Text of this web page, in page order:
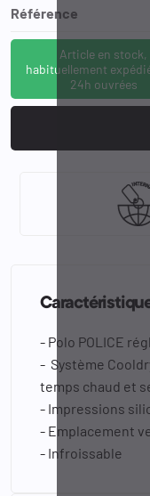
Référence
Article en stock,
habituellement
24h ouvrées
- Polo POLICE
- Système
temps chaud et
- Impressions
- Emplacement
- Infroissable